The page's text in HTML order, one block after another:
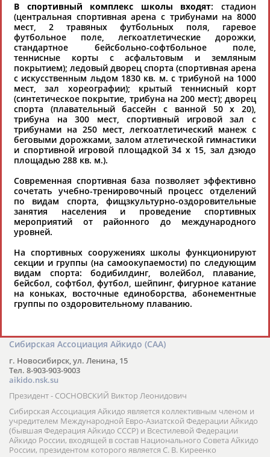
Русская шахматная школа
197183, г. Санкт-Петербург, Коломяжский пр.15/2 (вход с пр.
Испытателей)
Тел.: 8-911-920-55-45
«РУССКАЯ ШАХМАТНАЯ ШКОЛА» (РШШ) - крупнейшая в России
сеть шахматных школ, предоставляющая полный цикл
профессионального шахматного образования для детей и
взрослых: от обучения до участия в турнирах российского и
международного уровня; использование современных
интерактивных методик подачи материала; обучение на русском
и английском языках; специалисты с опытом преподавания более
20 лет; направленность на общее развитие ребенка: проведение
творческих мастер-классов, уроков по истории и литературе,
организация регулярных шахматных сборов на спортивных
базах и в детских лагерях, проведение встреч с выдающимися
шахматистами; корпоративное обучение; онлайн обучение в
российских и международных тренеров, организация фестивалей;
онлайн трансляция мероприятий и турниров.
Региональная общественная организация “Федерация
парусного спорта” Чеченской Республики (Федерация
парусного спорта Чеченской Республики)
364013, г. Грозный, ул. Б. Хмельницкого, д. 59
Тел.: +7(928)603-00-50
Email:info@chyf.ru
Президент - ХАДЖИЕВ Хаджиев
Региональная общественная организация “Федерация парусного
спорта” Чеченской Республики начала свою деятельность в
декабре 2016 года. Миссия федерации состоит в популяризации
парусного спорта, привлечении и содействии развитию спорта в
Сибирская Ассоциация Айкидо (САА)
г. Новосибирск, ул. Ленина, 15
Тел. 8-903-903-9003
aikido.nsk.su
Президент - СОСНОВСКИЙ Виктор Леонидович
Сибирская Ассоциация Айкидо является коллективным членом и
учредителем Международной Евро-Азиатской Федерации Айкидо
(бывшая Федерация Айкидо СССР) и Всестилевой Федерации
Айкидо России, входящей в состав Национального Совета Айкидо
России, президентом которого является С. В. Киреенко
В спортивный комплекс школы входят: стадион
(центральная спортивная арена с трибунами на 8000
мест, 2 травяных футбольных поля, гаревое
футбольное поле, легкоатлетические дорожки,
стандартное бейсбольно-софтбольное поле,
теннисные корты с асфальтовым и земляным
покрытием); ледовый дворец спорта (спортивная арена
с искусственным льдом 1830 кв. м. с трибуной на 1000
мест, зал хореографии); крытый теннисный корт
(синтетическое покрытие, трибуна на 200 мест); дворец
спорта (плавательный бассейн с ванной 50 х 20),
трибуна на 300 мест, спортивный игровой зал с
трибунами на 250 мест, легкоатлетический манеж с
беговыми дорожками, залом атлетической гимнастики
и спортивной игровой площадкой 34 х 15, зал дзюдо
площадью 288 кв. м.).
Современная спортивная база позволяет эффективно
сочетать учебно-тренировочный процесс отделений
по видам спорта, фищзкультурно-оздоровительные
занятия населения и проведение спортивных
мероприятий от районного до международного
уровней.
На спортивных сооружениях школы функционируют
секции и группы (на самоокупаемости) по следующим
видам спорта: бодибилдинг, волейбол, плавание,
бейсбол, софтбол, футбол, шейпинг, фигурное катание
на коньках, восточные единоборства, абонементные
группы по оздоровительному плаванию.